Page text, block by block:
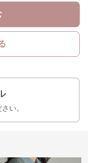
い。